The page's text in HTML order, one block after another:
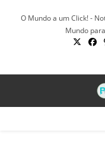
O Mundo a um Click! -
Mundo